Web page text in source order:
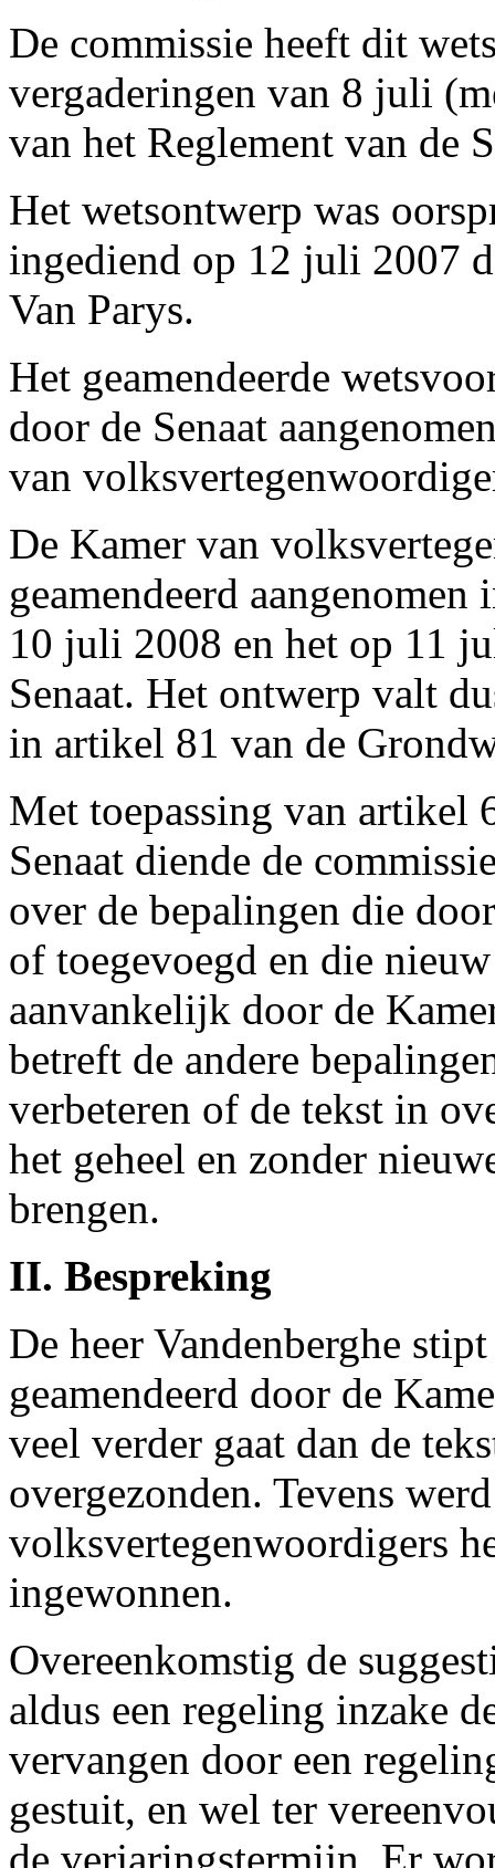
De commissie heeft dit
vergaderingen van 8 juli
van het Reglement van de
Het wetsontwerp was
ingediend op 12 juli 2007
Van Parys.
Het geamendeerde
door de Senaat
van
De Kamer van
geamendeerd
10 juli 2008 en het op 11
Senaat. Het ontwerp valt
in artikel 81 van de
Met toepassing van artikel
Senaat diende de
over de bepalingen die
of toegevoegd en die
aanvankelijk door de
betreft de andere
verbeteren of de tekst in
het geheel en zonder
brengen.
II. Bespreking
De heer Vandenberghe
geamendeerd door de
veel verder gaat dan de
overgezonden. Tevens
volksvertegenwoordigers
ingewonnen.
Overeenkomstig de
aldus een regeling inzake
vervangen door een
gestuit, en wel ter
de verjaringstermijn. Er